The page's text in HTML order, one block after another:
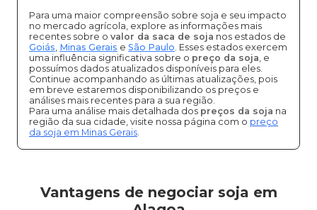
Para uma maior compreensão sobre soja e seu impacto
no mercado agrícola, explore as informações mais
recentes sobre o valor da saca de soja nos estados de
Goiás, Minas Gerais e São Paulo. Esses estados exercem
uma influência significativa sobre o preço da soja, e
possuímos dados atualizados disponíveis para eles.
Continue acompanhando as últimas atualizações, pois
em breve estaremos disponibilizando os preços e
análises mais recentes para a sua região.
Para uma análise mais detalhada dos preços da soja na
região da sua cidade, visite nossa página com o preço
da soja em Minas Gerais.
Vantagens de negociar soja em